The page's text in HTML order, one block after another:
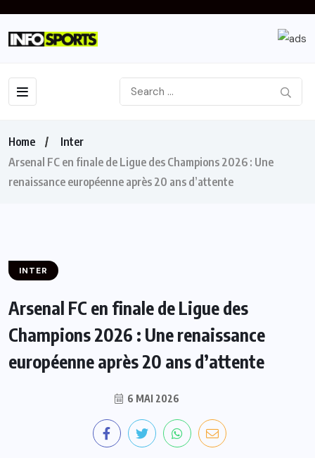
Home
Inter
Arsenal FC en finale de Ligue des Champions 2026 : Une
renaissance européenne après 20 ans d’attente
INTER
Arsenal FC en finale de Ligue des
Champions 2026 : Une renaissance
européenne après 20 ans d’attente
6 MAI 2026